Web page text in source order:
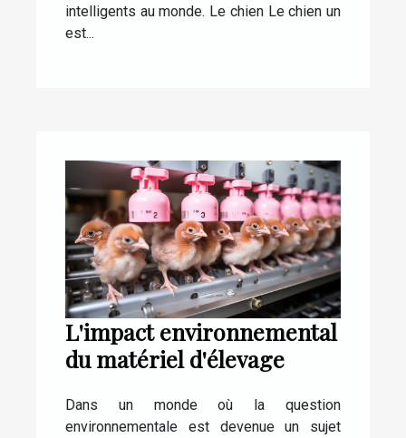
intelligents au monde. Le chien Le chien un
est...
L'impact environnemental
du matériel d'élevage
Dans un monde où la question
environnementale est devenue un sujet